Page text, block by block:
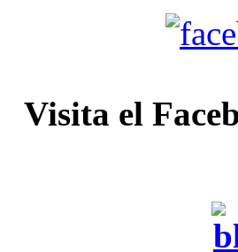
Visita el